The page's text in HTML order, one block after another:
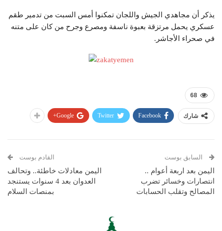
يذكر أن مجاهدي الجيش واللجان تمكنوا أمس السبت من تدمير طقم
عسكري يحمل مرتزقة بعبوة ناسفة ومصرع وجرح من كان على متنه
في صحراء الأجاشر.
68
شارك Facebook
Twitter
Google+
السابق بوست
اليمن بعد اربعة أعوام ..
انتصارات وخسائر تضرب
المصالح وتقلب الحسابات
القادم بوست
اليمن معادلات خاطئة.. وتحالف
العدوان بعد 4 سنوات يستنجد
بمنصات السلام